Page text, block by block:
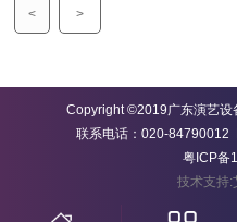
< >
Copyright ©2019广东演艺设
联系电话：020-84790012
粤ICP备
技术支持: